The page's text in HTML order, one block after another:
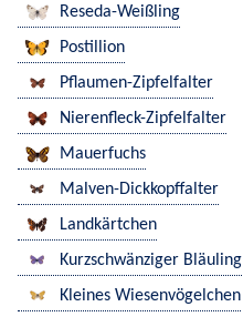
Reseda-Weißling
Postillion
Pflaumen-Zipfelfalter
Nierenfleck-Zipfelfalter
Mauerfuchs
Malven-Dickkopffalter
Landkärtchen
Kurzschwänziger Bläuling
Kleines Wiesenvögelchen